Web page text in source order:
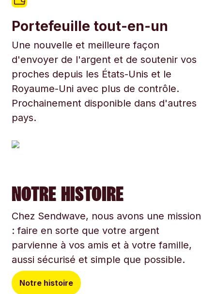
Portefeuille tout-en-un
Une nouvelle et meilleure façon
d'envoyer de l'argent et de soutenir vos
proches depuis les États-Unis et le
Royaume-Uni avec plus de contrôle.
Prochainement disponible dans d'autres
pays.
NOTRE HISTOIRE
Chez Sendwave, nous avons une mission
: faire en sorte que votre argent
parvienne à vos amis et à votre famille,
aussi sécurisé et simple que possible.
Notre histoire